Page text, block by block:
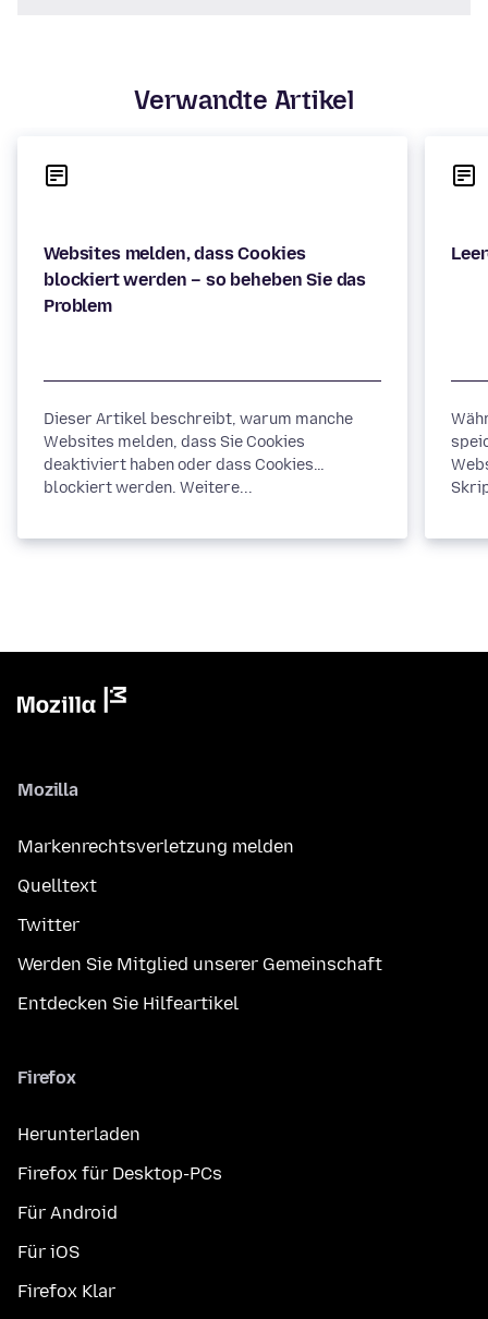
Verwandte Artikel
Websites melden, dass Cookies
blockiert werden – so beheben Sie das
Problem
Dieser Artikel beschreibt, warum manche
Websites melden, dass Sie Cookies
deaktiviert haben oder dass Cookies
blockiert werden. Weitere...
Mozilla
Markenrechtsverletzung melden
Quelltext
Twitter
Werden Sie Mitglied unserer Gemeinschaft
Entdecken Sie Hilfeartikel
Firefox
Herunterladen
Firefox für Desktop-PCs
Für Android
Für iOS
Firefox Klar